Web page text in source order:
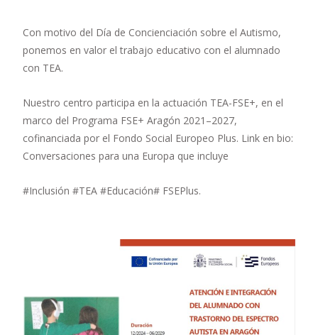
Con motivo del Día de Concienciación sobre el Autismo,
ponemos en valor el trabajo educativo con el alumnado
con TEA.
Nuestro centro participa en la actuación TEA-FSE+, en el
marco del Programa FSE+ Aragón 2021–2027,
cofinanciada por el Fondo Social Europeo Plus. Link en bio:
Conversaciones para una Europa que incluye
#Inclusión #TEA #Educación# FSEPlus.